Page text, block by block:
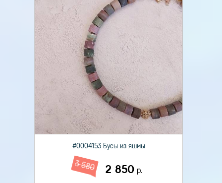
#0004153 Бусы из яшмы
3 580 2 850р.